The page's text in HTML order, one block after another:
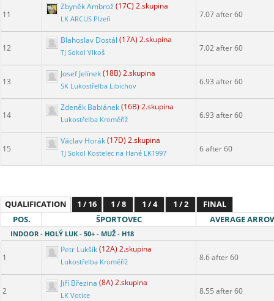
11
Zbyněk Ambrož (17C) 2.skupina
LK ARCUS Plzeň 7.07 after 60
12
Blahoslav Dostál (17A) 2.skupina
TJ Sokol Vlkoš 7.02 after 60
13
Josef Jelínek(18B) 2.skupina
SK Lukostřelba Libichov 6.93 after 60
14
Zdeněk Babiánek(16B) 2.skupina
Lukostřelba Kroměříž 6.93 after 60
15
Václav Horák(17D) 2.skupina
TJ Sokol Kostelec na Hané LK1997 6 after 60
QUALIFICATION 1 / 16 1 / 8 1 / 4 1 / 2
FINAL
POS.
ŠPORTOVEC AVERAGE
INDOOR - HOLÝ LUK - 50+ - MUŽ - H18
1
Petr Lukšík(12A) 2.skupina
Lukostřelba Kroměříž 8.6 after 60
2
Jiří Březina (8A) 2.skupina
LK Votice 8.55 after 60